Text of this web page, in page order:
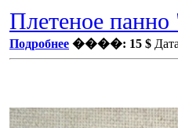
Плетеное
Подробнее ����: 15 $